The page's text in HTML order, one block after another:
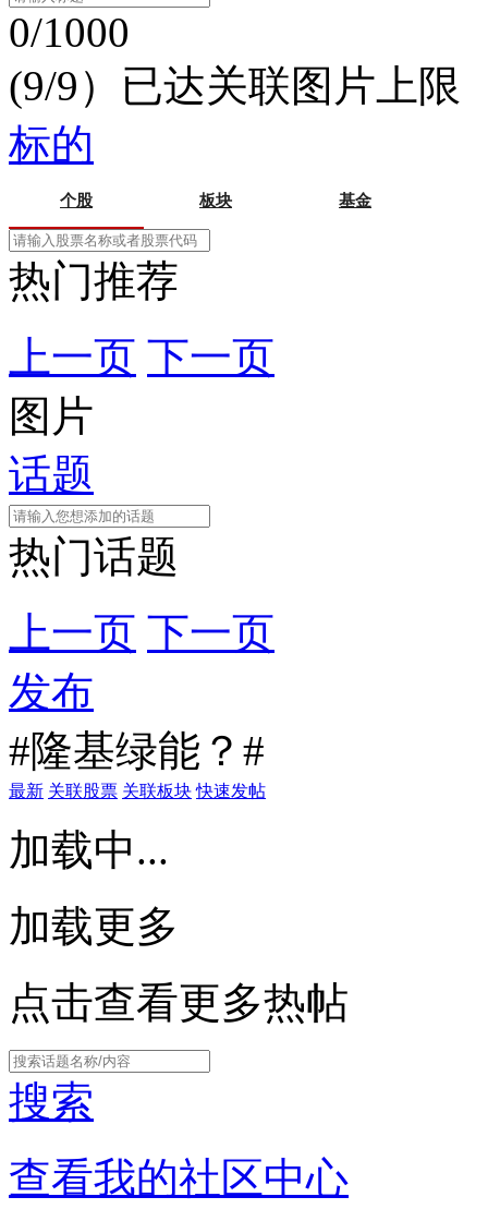
0/1000
(9/9）已达关联图片上限
标的
个股 板块 基金
热门推荐
上一页 下一页
图片
话题
热门话题
上一页 下一页
发布
#隆基绿能？#
最新 关联股票 关联板块 快速发帖
加载中...
加载更多
点击查看更多热帖
搜索
查看我的社区中心